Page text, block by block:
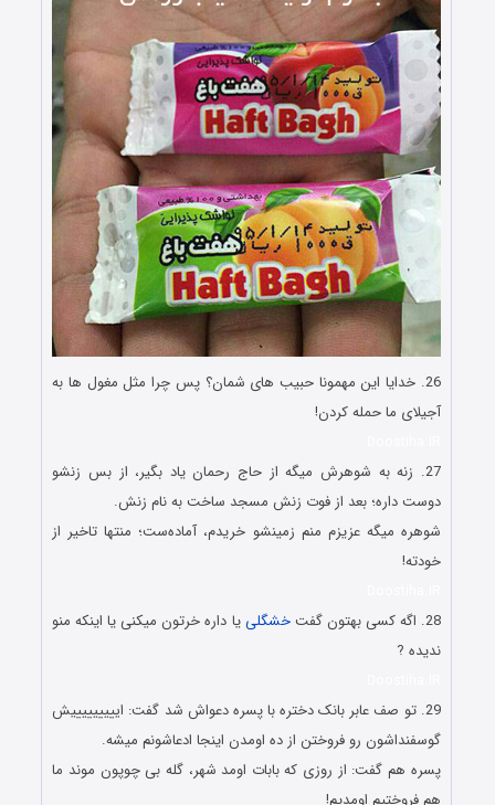
26. خدایا این مهمونا حبیب های شمان؟ پس چرا مثل مغول ها به
آجیلای ما حمله کردن!
27. زنه به شوهرش میگه از حاج رحمان یاد بگیر، از بس زنشو
دوست داره؛ بعد از فوت زنش مسجد ساخت به نام زنش.
شوهره میگه عزیزم منم زمینشو خریدم، آماده‌ست؛ منتها تاخیر از
خودته!
28. اگه کسی بهتون گفت
خشگلییا داره خرتون میکنی یا اینکه منو
ندیده ?
29. تو صف عابر بانک دختره با پسره دعواش شد گفت: ایییییییییش
گوسفنداشون رو فروختن از ده اومدن اینجا ادعاشونم میشه.
پسره هم گفت: از روزی که بابات اومد شهر، گله بی چوپون موند ما
هم فروختیم اومدیم!